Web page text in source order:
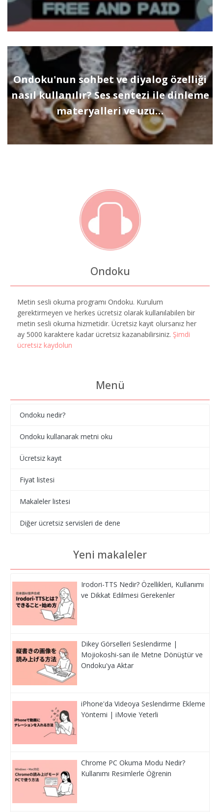
Ondoku'nun sohbet ve diyalog özelliği
nasıl kullanılır? Ses sentezi ile dinleme
materyalleri ve uzu…
Ondoku
Metin sesli okuma programı Ondoku. Kurulum
gerektirmeyen ve herkes ücretsiz olarak kullanılabilen bir
metin sesli okuma hizmetidir. Ücretsiz kayıt olursanız her
ay 5000 karaktere kadar ücretsiz kazanabilirsiniz. Şimdi
ücretsiz kaydolun
Menü
Ondoku nedir?
Ondoku kullanarak metni oku
Ücretsiz kayıt
Fiyat listesi
Makaleler listesi
Diğer ücretsiz servisleri de dene
Yeni makaleler
Irodori-TTS Nedir? Özellikleri, Kullanımı
ve Dikkat Edilmesi Gerekenler
Dikey Görselleri Seslendirme |
Mojiokoshi-san ile Metne Dönüştür ve
Ondoku'ya Aktar
iPhone'da Videoya Seslendirme Ekleme
Yöntemi | iMovie Yeterli
Chrome PC Okuma Modu Nedir?
Kullanımı Resimlerle Öğrenin